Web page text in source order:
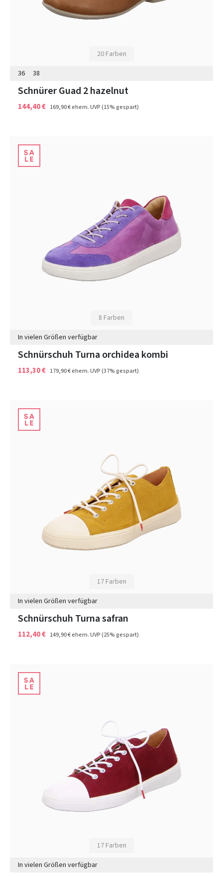
20 Farben
36
38
Schnürer Guad 2 hazelnut
144,40 € 169,90 €ehem. UVP(15% gespart)
8 Farben
In vielen Größen verfügbar
Schnürschuh Turna orchidea kombi
113,30 € 179,90 €ehem. UVP(37% gespart)
17 Farben
In vielen Größen verfügbar
Schnürschuh Turna safran
112,40 € 149,90 €ehem. UVP(25% gespart)
17 Farben
In vielen Größen verfügbar